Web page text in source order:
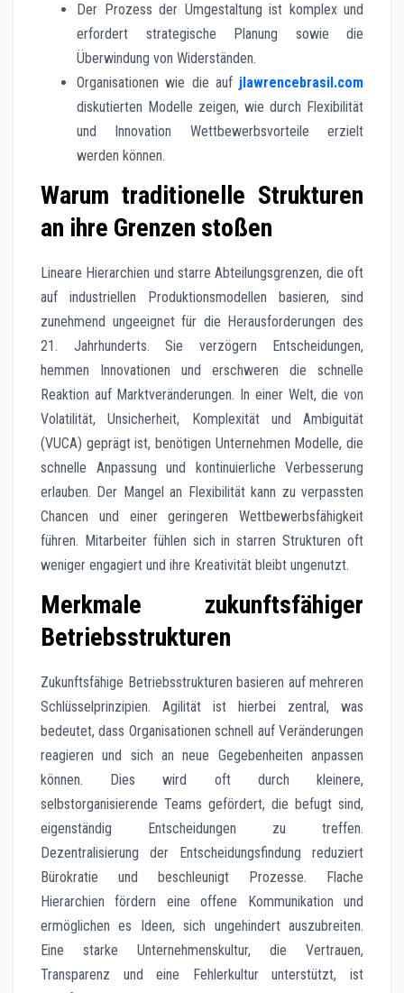
Der Prozess der Umgestaltung ist komplex und
erfordert strategische Planung sowie die
Überwindung von Widerständen.
Organisationen wie die auf jlawrencebrasil.com
diskutierten Modelle zeigen, wie durch Flexibilität
und Innovation Wettbewerbsvorteile erzielt
werden können.
Warum traditionelle Strukturen
an ihre Grenzen stoßen
Lineare Hierarchien und starre Abteilungsgrenzen, die oft
auf industriellen Produktionsmodellen basieren, sind
zunehmend ungeeignet für die Herausforderungen des
21. Jahrhunderts. Sie verzögern Entscheidungen,
hemmen Innovationen und erschweren die schnelle
Reaktion auf Marktveränderungen. In einer Welt, die von
Volatilität, Unsicherheit, Komplexität und Ambiguität
(VUCA) geprägt ist, benötigen Unternehmen Modelle, die
schnelle Anpassung und kontinuierliche Verbesserung
erlauben. Der Mangel an Flexibilität kann zu verpassten
Chancen und einer geringeren Wettbewerbsfähigkeit
führen. Mitarbeiter fühlen sich in starren Strukturen oft
weniger engagiert und ihre Kreativität bleibt ungenutzt.
Merkmale zukunftsfähiger
Betriebsstrukturen
Zukunftsfähige Betriebsstrukturen basieren auf mehreren
Schlüsselprinzipien. Agilität ist hierbei zentral, was
bedeutet, dass Organisationen schnell auf Veränderungen
reagieren und sich an neue Gegebenheiten anpassen
können. Dies wird oft durch kleinere,
selbstorganisierende Teams gefördert, die befugt sind,
eigenständig Entscheidungen zu treffen.
Dezentralisierung der Entscheidungsfindung reduziert
Bürokratie und beschleunigt Prozesse. Flache
Hierarchien fördern eine offene Kommunikation und
ermöglichen es Ideen, sich ungehindert auszubreiten.
Eine starke Unternehmenskultur, die Vertrauen,
Transparenz und eine Fehlerkultur unterstützt, ist